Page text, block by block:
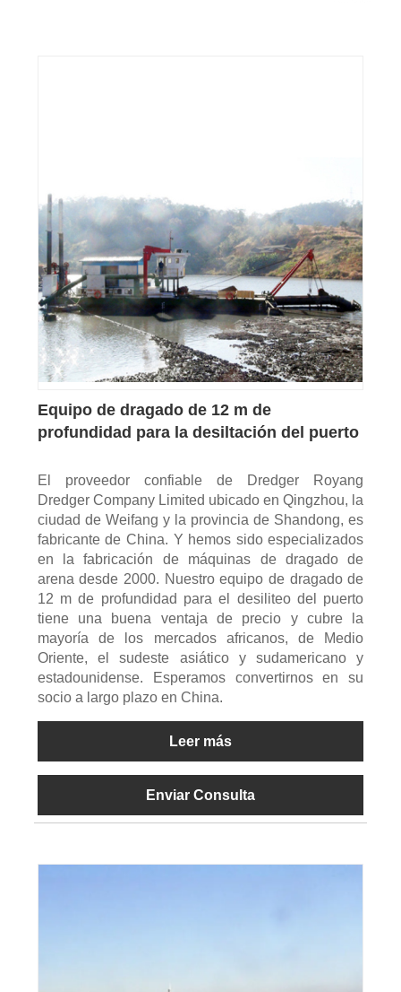
Equipo de dragado de 12 m de
profundidad para la desiltación del puerto
El proveedor confiable de Dredger Royang
Dredger Company Limited ubicado en Qingzhou, la
ciudad de Weifang y la provincia de Shandong, es
fabricante de China. Y hemos sido especializados
en la fabricación de máquinas de dragado de
arena desde 2000. Nuestro equipo de dragado de
12 m de profundidad para el desiliteo del puerto
tiene una buena ventaja de precio y cubre la
mayoría de los mercados africanos, de Medio
Oriente, el sudeste asiático y sudamericano y
estadounidense. Esperamos convertirnos en su
socio a largo plazo en China.
Leer más
Enviar Consulta